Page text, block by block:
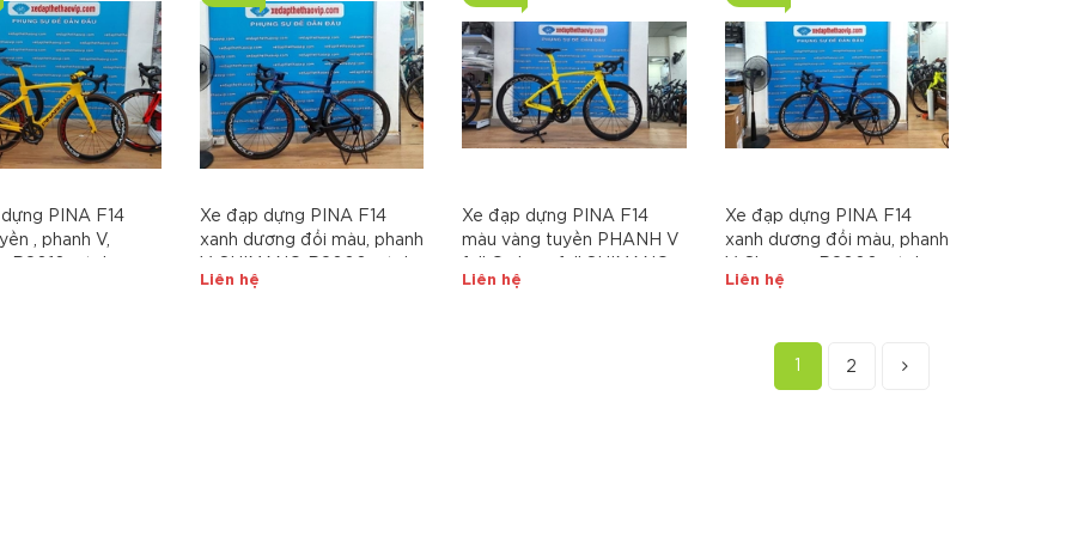
TRƯỜNG
QUÁ KHỦNG - Giá quá
TỐT
ĐỐI THỦ
PINA F14
, phanh V,
UD, yên
Xe đạp dựng PINA F14
xanh dương đổi màu, phanh
Campagnolo, yên Zeus
Liên hệ
Xe đạp dựng PINA F14
màu vàng tuyền PHANH V
105 R7000, ngàm thắng
Liên hệ
Xe đạp dựng PINA F14
xanh dương đổi màu, phanh
CAMPAGNOLO UD, yên
Liên hệ
2